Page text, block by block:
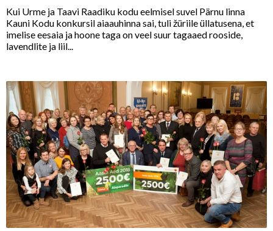
Kui Urme ja Taavi Raadiku kodu eelmisel suvel Pärnu linna
Kauni Kodu konkursil aiaauhinna sai, tuli žüriile üllatusena, et
imelise eesaia ja hoone taga on veel suur tagaaed rooside,
lavendlite ja liil...